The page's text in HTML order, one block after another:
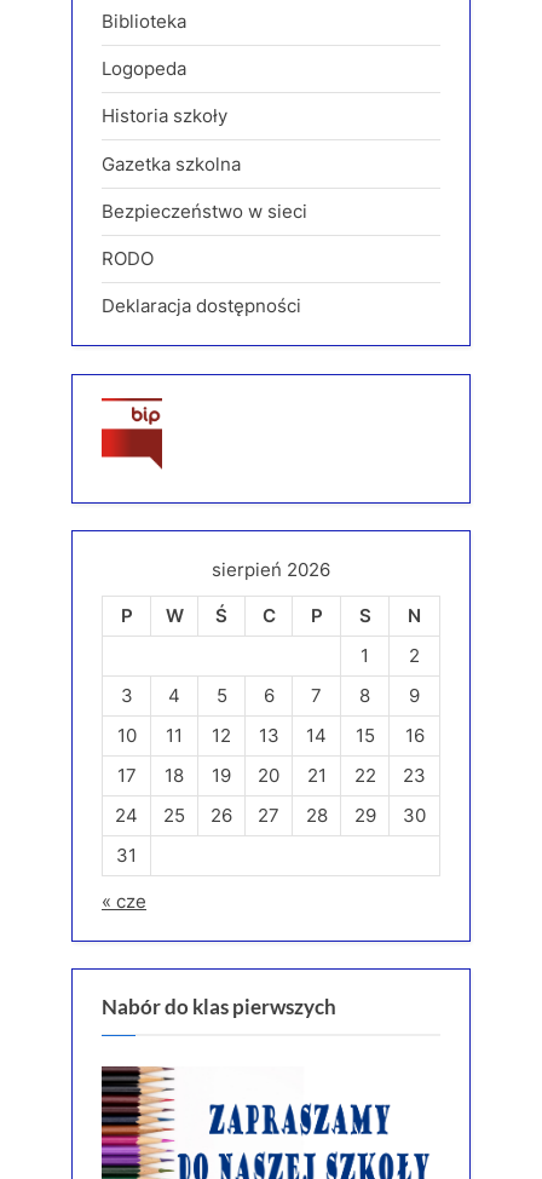
Biblioteka
Logopeda
Historia szkoły
Gazetka szkolna
Bezpieczeństwo w sieci
RODO
Deklaracja dostępności
sierpień 2026
P
W Ś C P S
N
1
2
3
4 5 6 7 8
9
10
11 12 13 14 15
16
17
18 19 20 21 22
23
24
25 26 27 28 29
30
31
« cze
Nabór do klas pierwszych